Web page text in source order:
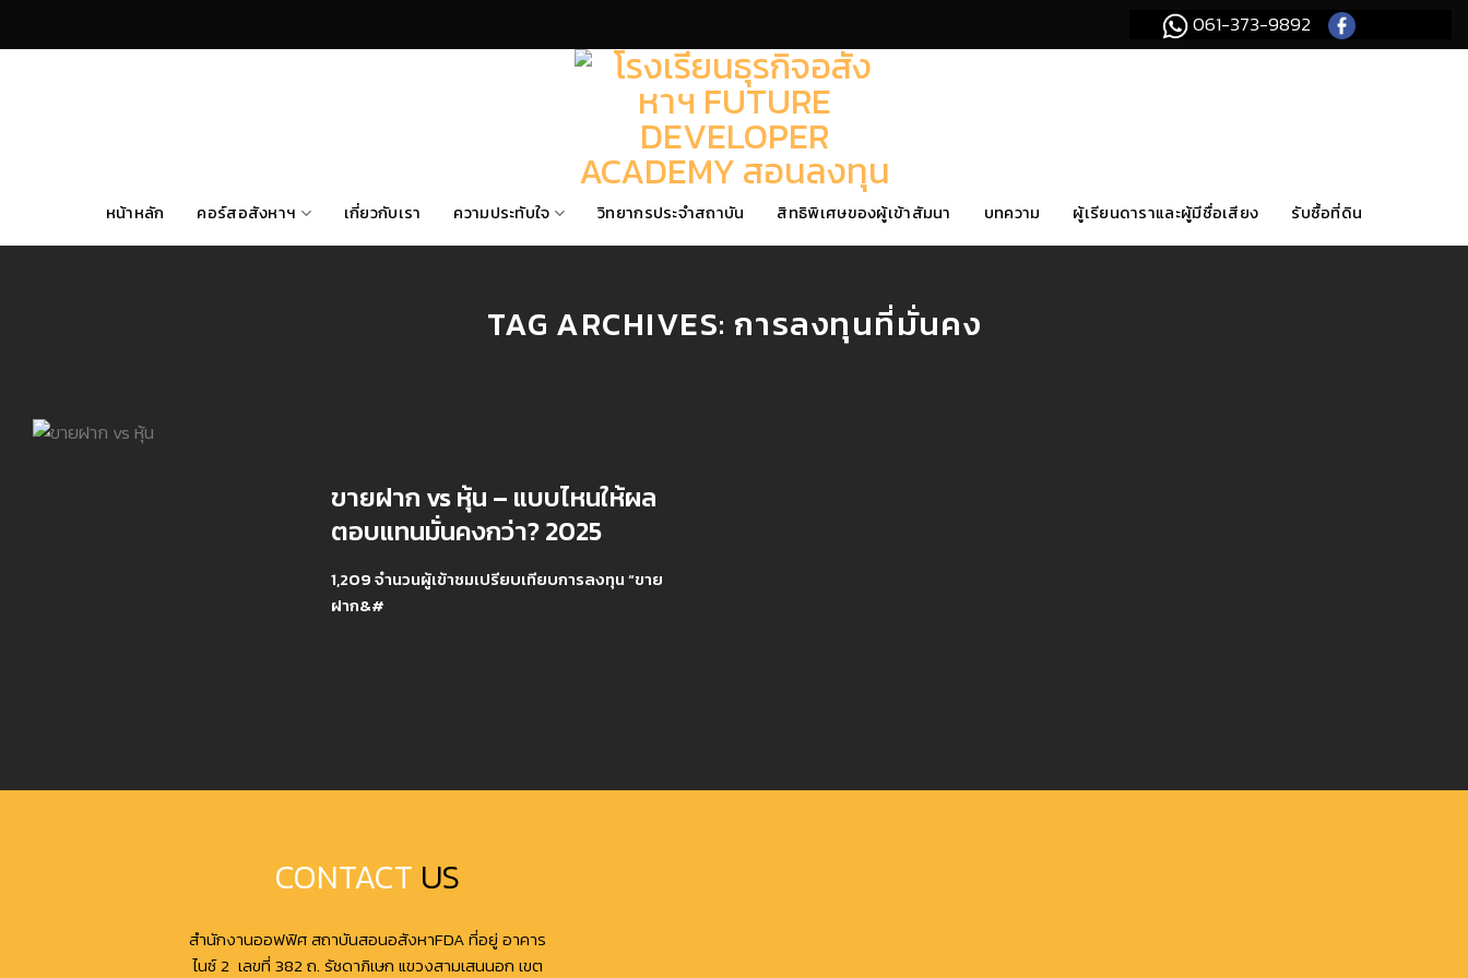
061-373-9892
หน้าหลัก คอร์สอสังหาฯ เกี่ยวกับเรา ความประทับใจ วิทยากรประจำสถาบัน สิทธิพิเศษของผู้เข้าสัมนา บทความ ผู้เรียนดาราและผู้มีชื่อเสียง รับซื้อที่ดิน
TAG ARCHIVES: การลงทุนที่มั่นคง
ขายฝาก vs หุ้น – แบบไหนให้ผล
ตอบแทนมั่นคงกว่า? 2025
1,209 จำนวนผู้เข้าชมเปรียบเทียบการลงทุน “ขาย
ฝาก&#
CONTACT US
สำนักงานออฟฟิศ สถาบันสอนอสังหาFDA ที่อยู่ อาคาร
ไนซ์ 2 เลขที่ 382 ถ. รัชดาภิเษก แขวงสามเสนนอก เขต